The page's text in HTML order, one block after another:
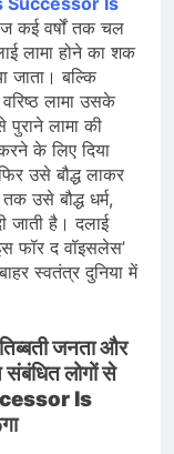
कई वर्षों तक चल
लामा होने का शक
जाता। बल्कि
लामा उसके
लामा की
के लिए दिया
उसे बौद्ध लाकर
उसे बौद्ध धर्म,
जाती है। दलाई
फॉर द वॉइसलेस’
स्वतंत्र दुनिया में
जनता और
संबंधित लोगों से
Is